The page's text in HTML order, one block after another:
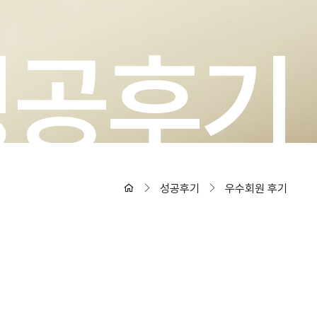
후기
성공후기 우수회원 후기